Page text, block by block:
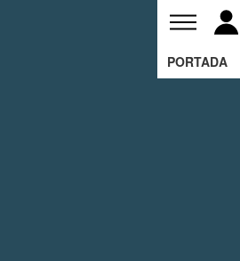
PORTADA